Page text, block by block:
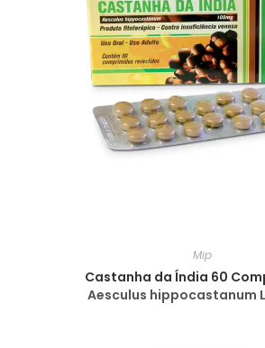
Mip
Castanha da Índia 60
Aesculus hippocastanum